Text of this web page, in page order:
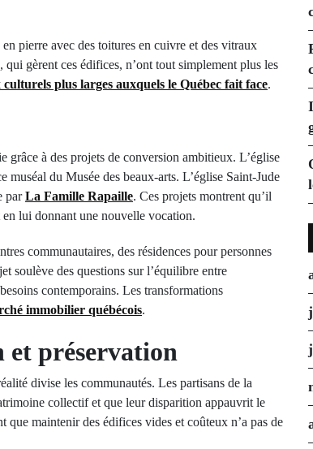
pierre avec des toitures en cuivre et des vitraux
gèrent ces édifices, n’ont tout simplement plus les
culturels plus larges auxquels le Québec fait face.
grâce à des projets de conversion ambitieux. L’église
du Musée des beaux-arts. L’église Saint-Jude
parLa Famille Rapaille. Ces projets montrent qu’il
en lui donnant une nouvelle vocation.
communautaires, des résidences pour personnes
soulève des questions sur l’équilibre entre
contemporains. Les transformations
immobilier québécois.
et préservation
divise les communautés. Les partisans de la
collectif et que leur disparition appauvrit le
maintenir des édifices vides et coûteux n’a pas de